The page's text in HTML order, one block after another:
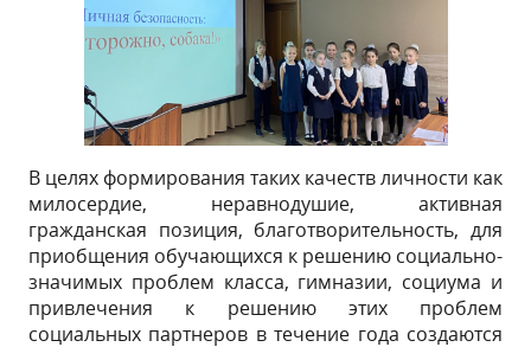
В целях формирования таких качеств личности как
милосердие, неравнодушие, активная
гражданская позиция, благотворительность, для
приобщения обучающихся к решению социально-
значимых проблем класса, гимназии, социума и
привлечения к решению этих проблем
социальных партнеров в течение года создаются